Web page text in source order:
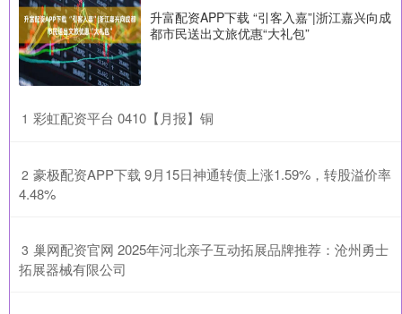
升富配资APP下载 “引客入嘉”|浙江嘉兴向成
都市民送出文旅优惠“大礼包”
1 ​彩虹配资平台 0410【月报】铜
2 ​豪极配资APP下载 9月15日神通转债上涨1.59%，转股溢价率
4.48%
3 ​巢网配资官网 2025年河北亲子互动拓展品牌推荐：沧州勇士
拓展器械有限公司